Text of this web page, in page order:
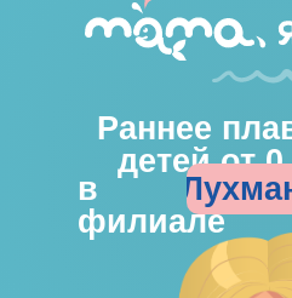
Раннее
детей от
в
филиале